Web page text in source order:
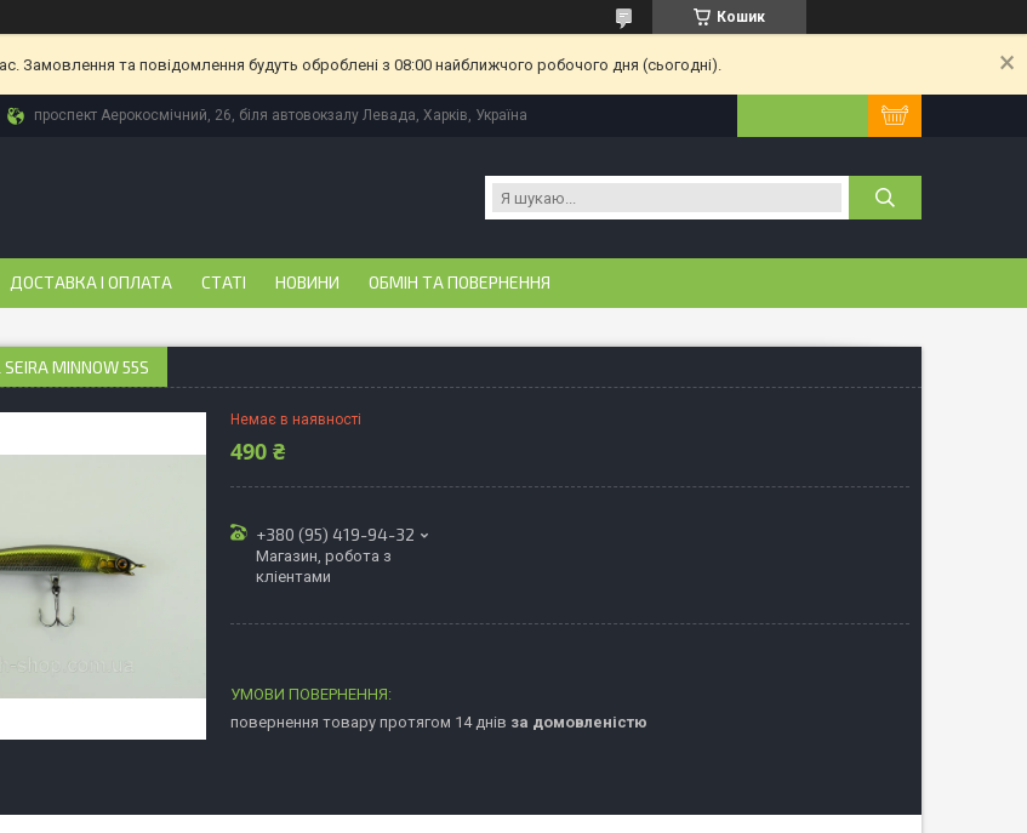
Кошик
Замовлення та повідомлення будуть оброблені з 08:00 найближчого робочого дня (сьогодні).
проспект Аерокосмічний, 26, біля автовокзалу Левада, Харків, Україна
ДОСТАВКА І ОПЛАТА СТАТІ НОВИНИ ОБМІН ТА ПОВЕРНЕННЯ
MINNOW 55S
Немає в наявності
490 ₴
+380 (95) 419-94-32
Магазин, робота з
кліентами
повернення товару протягом 14 днів за домовленістю